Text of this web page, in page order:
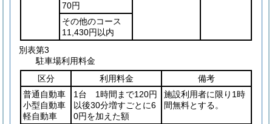
70円
その他のコース
11,430円以内
別表第3
駐車場利用料金
区分
利用料金
備考
普通自動車
小型自動車
軽自動車
1台 1時間まで120円
以後30分増すごとに6
0円を加えた額
施設利用者に限り1時
間無料とする。